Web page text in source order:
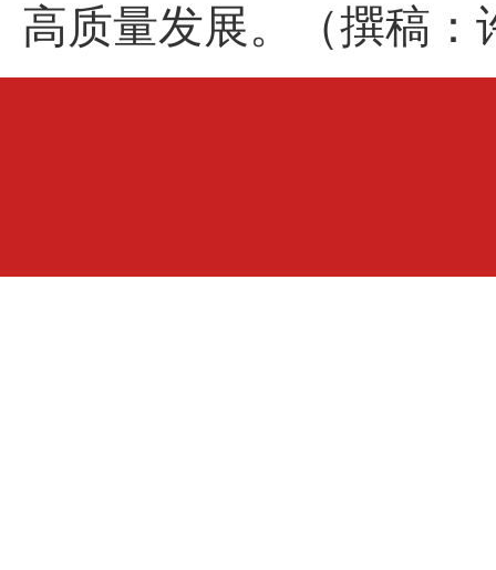
高质量发展。（撰稿